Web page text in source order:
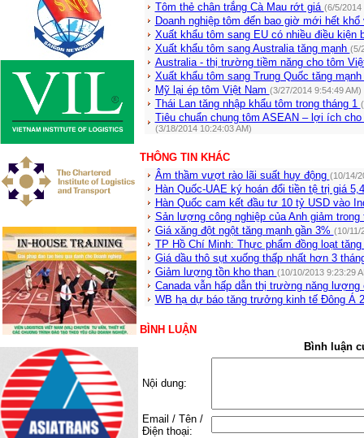
Tôm thẻ chân trắng Cà Mau rớt giá (6/5/2014
Doanh nghiệp tôm đến bao giờ mới hết
Xuất khẩu tôm sang EU có nhiều điều kiện
Xuất khẩu tôm sang Australia tăng mạnh (5/
Australia - thị trường tiềm năng cho tôm
Xuất khẩu tôm sang Trung Quốc tăng mạnh
Mỹ lại ép tôm Việt Nam (3/27/2014 9:54:49 AM)
Thái Lan tăng nhập khẩu tôm trong tháng 1
Tiêu chuẩn chung tôm ASEAN – lợi ích
(3/18/2014 10:24:03 AM)
THÔNG TIN KHÁC
Âm thầm vượt rào lãi suất huy động (10/14/
Hàn Quốc-UAE ký hoán đổi tiền tệ trị giá
Hàn Quốc cam kết đầu tư 10 tỷ USD vào
Sản lượng công nghiệp của Anh giảm
Giá xăng đột ngột tăng mạnh gần 3% (10/11/
TP Hồ Chí Minh: Thực phẩm đồng loạt
Giá dầu thô sụt xuống thấp nhất hơn 3
Giảm lượng tồn kho than (10/10/2013 9:23:29
Canada vẫn hấp dẫn thị trường năng
WB hạ dự báo tăng trưởng kinh tế Đông Á
BÌNH LUẬN
Bình luận
Nội dung:
Email / Tên /
Điện thoại: